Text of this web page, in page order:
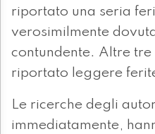
riportato una seria
verosimilmente
contundente. Altre
riportato leggere
Le ricerche degli
immediatamente,